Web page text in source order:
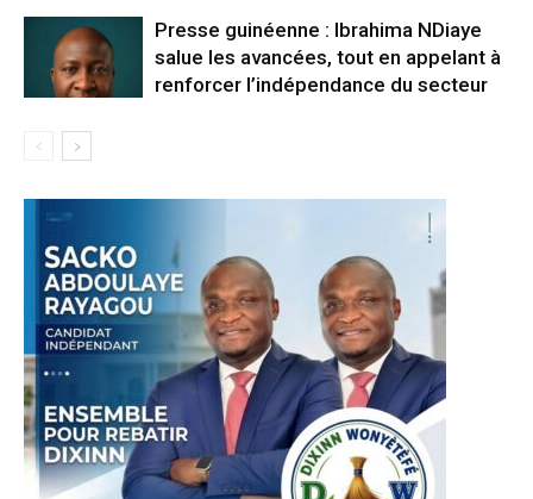
Presse guinéenne : Ibrahima NDiaye
salue les avancées, tout en appelant à
renforcer l’indépendance du secteur